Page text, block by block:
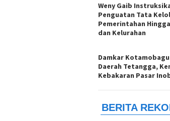
Weny Gaib
Penguatan Tata
Pemerintahan
dan Kelurahan
Damkar
Daerah Tetangga,
Kebakaran Pasar